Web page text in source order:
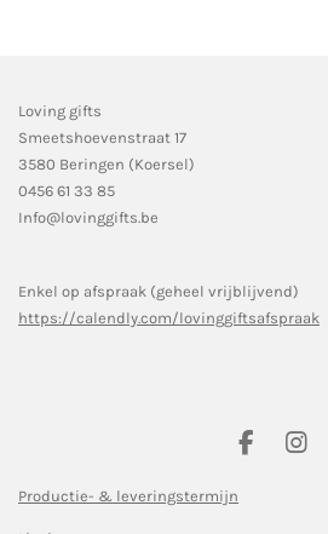
Loving gifts
Smeetshoevenstraat 17
3580 Beringen (Koersel)
0456 61 33 85
Info@lovinggifts.be
Enkel op afspraak (geheel vrijblijvend)
https://calendly.com/lovinggiftsafspraak
F
I
Productie- & leveringstermijn